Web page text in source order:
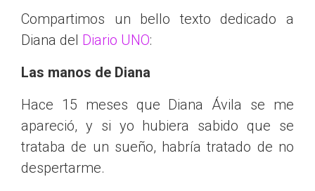
Compartimos un bello texto dedicado a
Diana del Diario UNO:
Las manos de Diana
Hace 15 meses que Diana Ávila se me
apareció, y si yo hubiera sabido que se
trataba de un sueño, habría tratado de no
despertarme.